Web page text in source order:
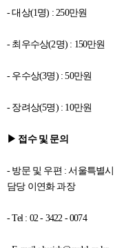
- 대상(1명) : 250만원
- 최우수상(2명) : 150만원
- 우수상(3명) : 50만원
- 장려상(5명) : 10만원
▶ 접수 및 문의
- 방문 및 우편 : 서울특별
담당 이연화 과장
- Tel : 02 - 3422 - 0074